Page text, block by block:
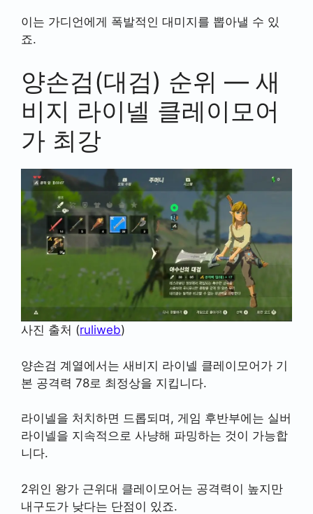
이는 가디언에게 폭발적인 대미지를 뽑아낼 수 있
죠.
양손검(대검) 순위 — 새
비지 라이넬 클레이모어
가 최강
사진 출처 (ruliweb)
양손검 계열에서는 새비지 라이넬 클레이모어가 기
본 공격력 78로 최정상을 지킵니다.
라이넬을 처치하면 드롭되며, 게임 후반부에는 실버
라이넬을 지속적으로 사냥해 파밍하는 것이 가능합
니다.
2위인 왕가 근위대 클레이모어는 공격력이 높지만
내구도가 낮다는 단점이 있죠.